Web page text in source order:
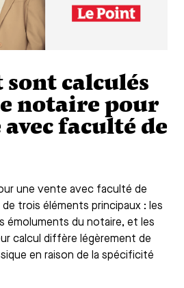
calculés
notaire pour
faculté de
une vente avec faculté de
trois éléments principaux : les
émoluments du notaire, et les
calcul diffère légèrement de
en raison de la spécificité